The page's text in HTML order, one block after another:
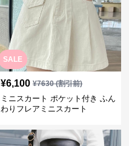
SALE
¥6,100 ¥7630(割引前)
ミニスカート ポケット付き ふん
わりフレアミニスカート